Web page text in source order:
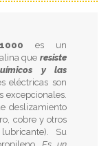
1000 es un
que resiste
y las
eléctricas son
excepcionales.
deslizamiento
cobre y otros
Su